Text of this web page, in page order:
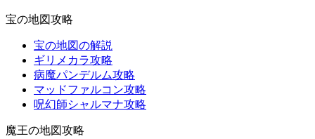
宝の地図攻略
宝の地図の解説
ギリメカラ攻略
病魔パンデルム攻略
マッドファルコン攻略
呪幻師シャルマナ攻略
魔王の地図攻略